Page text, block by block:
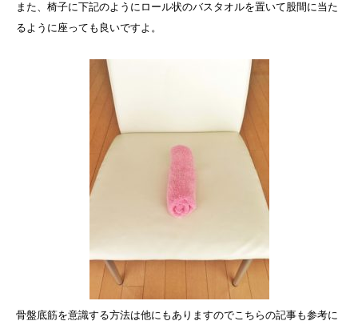
また、椅子に下記のようにロール状のバスタオルを置いて股間に当た
るように座っても良いですよ。
骨盤底筋を意識する方法は他にもありますのでこちらの記事も参考に